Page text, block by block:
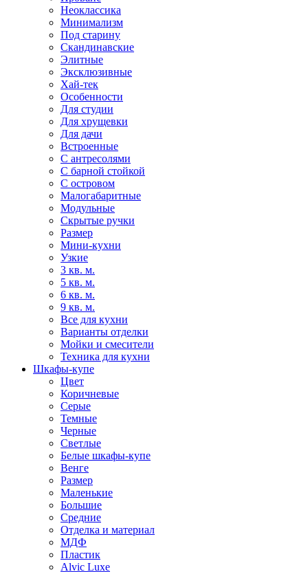
Неоклассика
Минимализм
Под старину
Скандинавские
Элитные
Эксклюзивные
Хай-тек
Особенности
Для студии
Для хрущевки
Для дачи
Встроенные
С антресолями
С барной стойкой
С островом
Малогабаритные
Модульные
Скрытые ручки
Размер
Мини-кухни
Узкие
3 кв. м.
5 кв. м.
6 кв. м.
9 кв. м.
Все для кухни
Варианты отделки
Мойки и смесители
Техника для кухни
Шкафы-купе
Цвет
Коричневые
Серые
Темные
Черные
Светлые
Белые шкафы-купе
Венге
Размер
Маленькие
Большие
Средние
Отделка и материал
МДФ
Пластик
Alvic Luxe